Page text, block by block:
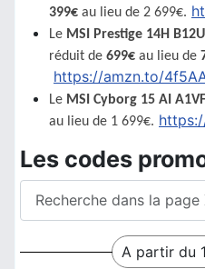
399€ au lieu de 2 699€.
Le MSI Prestige 14H
réduit de 699€ au lieu de
https://amzn.to/
Le MSI Cyborg 15 AI
au lieu de 1 699€.
Les codes
A partir du